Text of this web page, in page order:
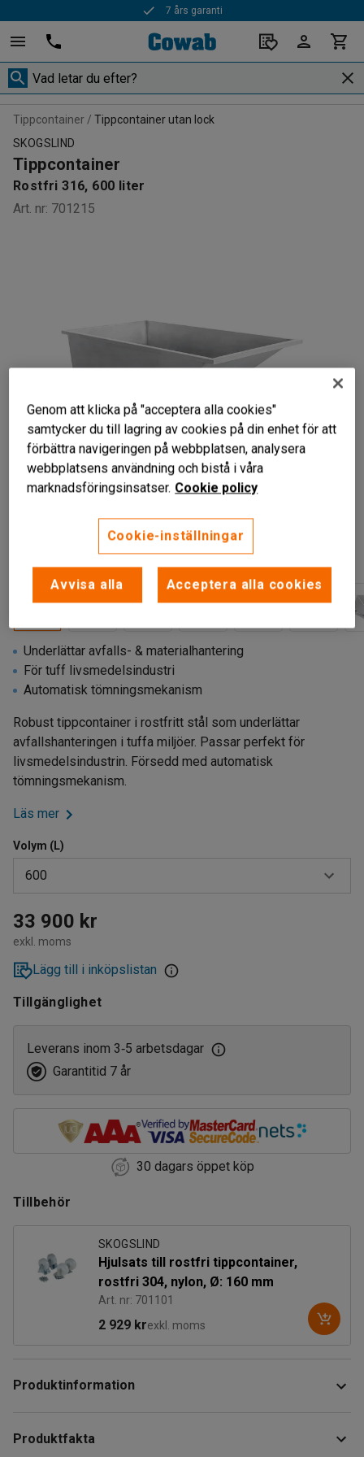
7 års garanti
Tippcontainer
Tippcontainer utan lock
SKOGSLIND
Tippcontainer
Rostfri 316, 600 liter
Art. nr: 701215
Underlättar avfalls- & materialhantering
För tuff livsmedelsindustri
Automatisk tömningsmekanism
Robust tippcontainer i rostfritt stål som underlättar
avfallshanteringen i tuffa miljöer. Passar perfekt för
livsmedelsindustrin. Försedd med automatisk
tömningsmekanism.
Läs mer
Volym (L)
600
300
600
900
1100
33 900 kr
exkl. moms
Lägg till i inköpslistan
Tillgänglighet
Leverans inom 3‑5 arbetsdagar
Garantitid 7 år
30 dagars öppet köp
Tillbehör
SKOGSLIND
Hjulsats till rostfri tippcontainer,
rostfri 304, nylon, Ø: 160 mm
Art. nr: 701101
2 929 krexkl. moms
Produktinformation
materialhanteringen på arbetsplatsen. Konstruktionen
Produktfakta
Genom att klicka på "acceptera alla cookies"
samtycker du till lagring av cookies på din enhet för att
förbättra navigeringen på webbplatsen, analysera
webbplatsens användning och bistå i våra
marknadsföringsinsatser. Cookie policy
Cookie-inställningar
Avvisa alla Acceptera alla cookies